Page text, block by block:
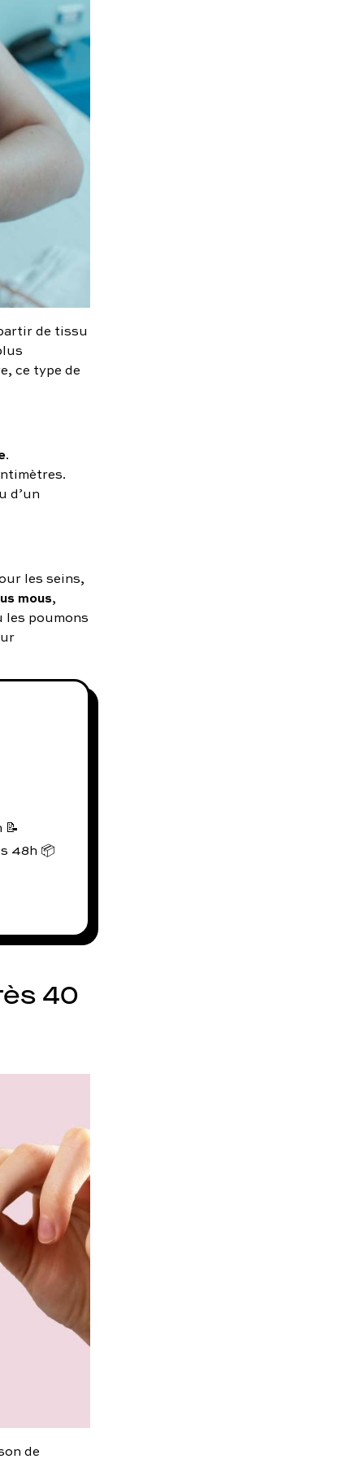
de tissu
ce type de
.
d’un
les seins,
mous,
les poumons
48h 📦
40
de